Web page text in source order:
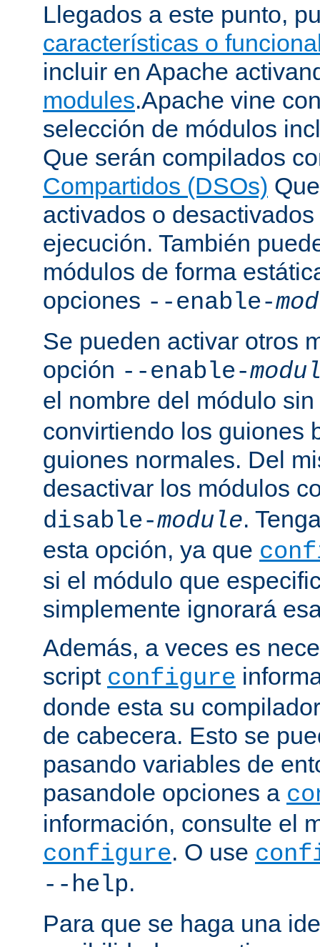
Llegados a este punto,
características o
incluir en Apache
modules.Apache vine
selección de módulos
Que serán compilados
Compartidos (DSOs)
activados o
ejecución. También
módulos de forma
opciones --enable-
Se pueden activar otros
opción --enable-
el nombre del módulo
convirtiendo los guiones
guiones normales. Del
desactivar los módulos
disable-module.
esta opción, ya que
si el módulo que
simplemente ignorará
Además, a veces es
script configure
donde esta su
de cabecera. Esto se
pasando variables de
pasandole opciones a
información, consulte el
configure. O use
--help.
Para que se haga una